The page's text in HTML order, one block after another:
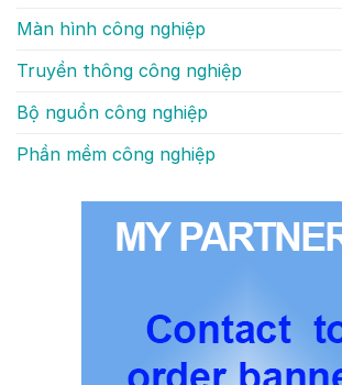
Màn hình công nghiệp
Truyền thông công nghiệp
Bộ nguồn công nghiệp
Phần mềm công nghiệp